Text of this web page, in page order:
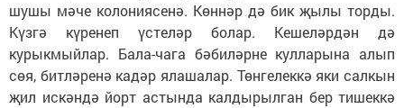
шушы мәче колониясенә. Көннәр дә бик җылы торды.
Күзгә күренеп үстеләр болар. Кешеләрдән дә
курыкмыйлар. Бала-чага бәбиләрне кулларына алып
сөя, битләренә кадәр ялашалар. Төнгелеккә яки салкын
җил искәндә йорт астында калдырылган бер тишеккә